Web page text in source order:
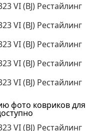
фото ковриков для